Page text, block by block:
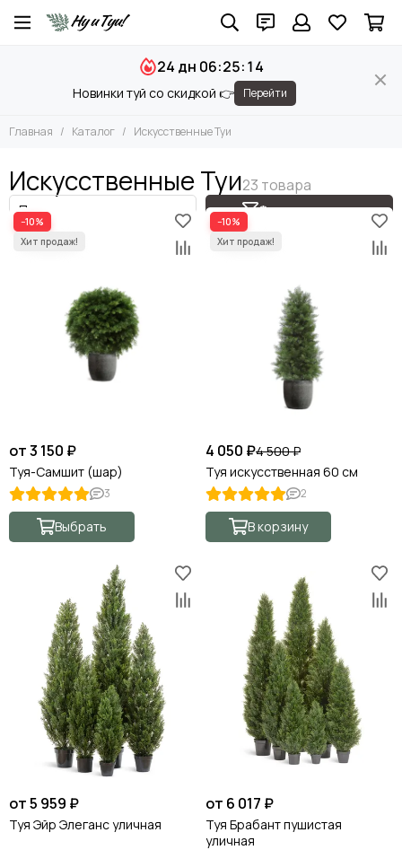
Новинки туй со скидкой 👉
24 дн 06:25:14
Перейти
Главная Каталог Искусственные Туи
Искусственные Туи
Фильтр товаров
−10%
от 3 150 ₽
Туя-Самшит (шар)
3
Выбрать
−10%
4 050 ₽4 500 ₽
Туя искусственная 60 см
2
В корзину
от 5 959 ₽
Туя Эйр Элеганс уличная
от 6 017 ₽
Туя Брабант пушистая
уличная